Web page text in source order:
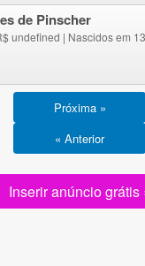
de Pinscher
undefined | Nascidos em
Próxima »
« Anterior
Inserir anúncio grátis